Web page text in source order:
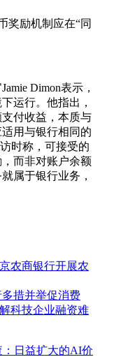
奖励机制应在“同
Dimon表示，
运行。他指出，
付收益，本质与
用与银行相同的
时称，可接受的
而非对账户余额
属于银行业务，
农商银行开展农
措并举促消费
科技企业融资难
日益扩大的AI价